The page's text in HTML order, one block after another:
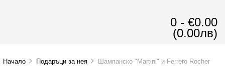
0 - €0.00
(0.00лв)
Начало Подаръци за нея Шампанско "Martini" и Ferrero Rocher